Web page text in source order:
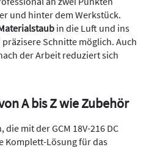
und hinter dem Werkstück.
in die Luft und ins
Schnitte möglich. Auch
der Arbeit reduziert sich
A bis Z wie Zubehör
mit der GCM 18V-216 DC
Komplett-Lösung für das